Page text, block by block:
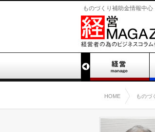
ものづくり補助金情報中心
HOME ものづ